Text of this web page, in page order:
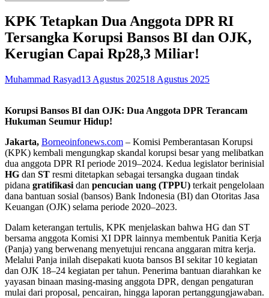
untuk:
KPK Tetapkan Dua Anggota DPR RI
Tersangka Korupsi Bansos BI dan OJK,
Kerugian Capai Rp28,3 Miliar!
Muhammad Rasyad13 Agustus 202518 Agustus 2025
Korupsi Bansos BI dan OJK: Dua Anggota DPR Terancam
Hukuman Seumur Hidup!
Jakarta, Borneoinfonews.com – Komisi Pemberantasan Korupsi
(KPK) kembali mengungkap skandal korupsi besar yang melibatkan
dua anggota DPR RI periode 2019–2024. Kedua legislator berinisial
HG dan ST resmi ditetapkan sebagai tersangka dugaan tindak
pidana gratifikasi dan pencucian uang (TPPU) terkait pengelolaan
dana bantuan sosial (bansos) Bank Indonesia (BI) dan Otoritas Jasa
Keuangan (OJK) selama periode 2020–2023.
Dalam keterangan tertulis, KPK menjelaskan bahwa HG dan ST
bersama anggota Komisi XI DPR lainnya membentuk Panitia Kerja
(Panja) yang berwenang menyetujui rencana anggaran mitra kerja.
Melalui Panja inilah disepakati kuota bansos BI sekitar 10 kegiatan
dan OJK 18–24 kegiatan per tahun. Penerima bantuan diarahkan ke
yayasan binaan masing-masing anggota DPR, dengan pengaturan
mulai dari proposal, pencairan, hingga laporan pertanggungjawaban.